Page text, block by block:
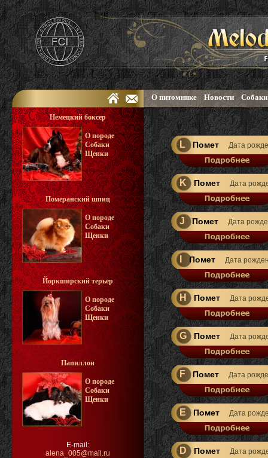
Немецкий боксер
О породе
Собаки
Щенки
Померанский шпиц
О породе
Собаки
Щенки
Йоркширский терьер
О породе
Собаки
Щенки
Папиллон
О породе
Собаки
Щенки
E-mail:
alena_005@mail.ru
О питомнике Новости
L Помет Дата
K Помет Дата
J Помет Дата
Помет Дата
H Помет Дата
G Помет Дата
F Помет Дата
E Помет Дата
D Помет Дата